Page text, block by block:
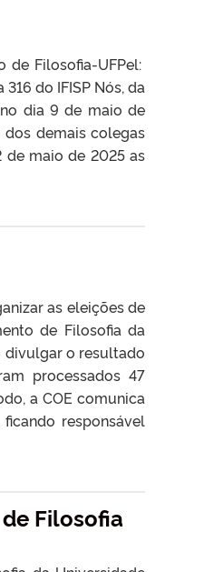
de Filosofia-UFPel:
do IFISP Nós, da
dia 9 de maio de
demais colegas
de maio de 2025 as
as eleições de
de Filosofia da
divulgar o resultado
processados 47
a COE comunica
responsável
Filosofia